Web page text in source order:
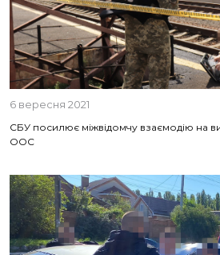
6 вересня 2021
СБУ посилює міжвідомчу взаємодію на
ООС